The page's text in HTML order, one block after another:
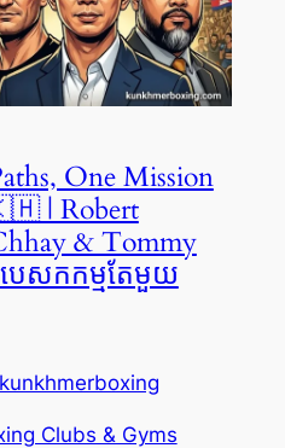
One Mission
| Robert
& Tommy
បេសកកម្មតែមួយ
kunkhmerboxing
Clubs & Gyms